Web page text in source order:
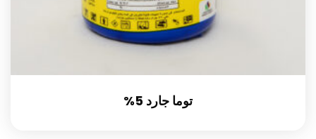
توما جارد 5%